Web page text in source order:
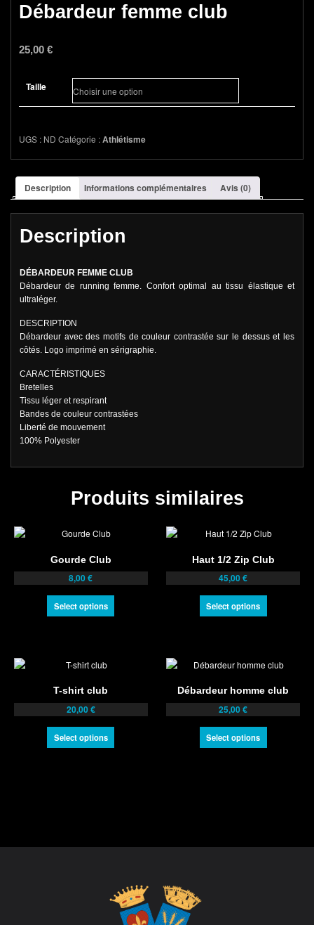
Débardeur femme club
25,00 €
Taille
UGS : ND Catégorie :Athlétisme
Description Informations complémentaires Avis (0)
Description
DÉBARDEUR FEMME CLUB
Débardeur de running femme. Confort optimal au tissu élastique et
ultraléger.
DESCRIPTION
Débardeur avec des motifs de couleur contrastée sur le dessus et les
côtés. Logo imprimé en sérigraphie.
CARACTÉRISTIQUES
Bretelles
Tissu léger et respirant
Bandes de couleur contrastées
Liberté de mouvement
100% Polyester
Produits similaires
Gourde Club
8,00€
Select options
Haut 1/2 Zip Club
45,00€
Select options
T-shirt club
20,00€
Select options
Débardeur homme club
25,00€
Select options